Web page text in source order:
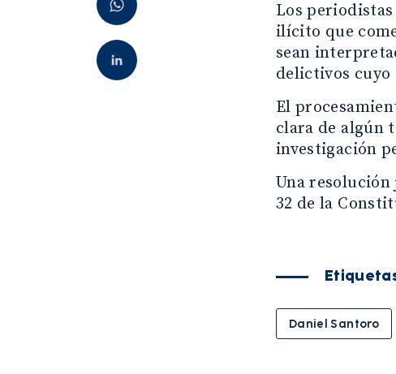
Los
ilícito que
sean
delictivos
El
clara de algún
investigación
Una
32 de la
Daniel Santoro